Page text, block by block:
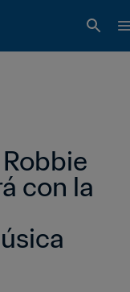
con la